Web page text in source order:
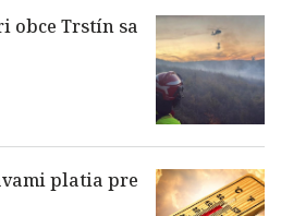
obce Trstín sa
platia pre